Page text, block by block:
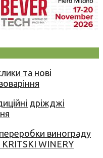
та нові
дріжджі
винограду
KRITSKI WINERY